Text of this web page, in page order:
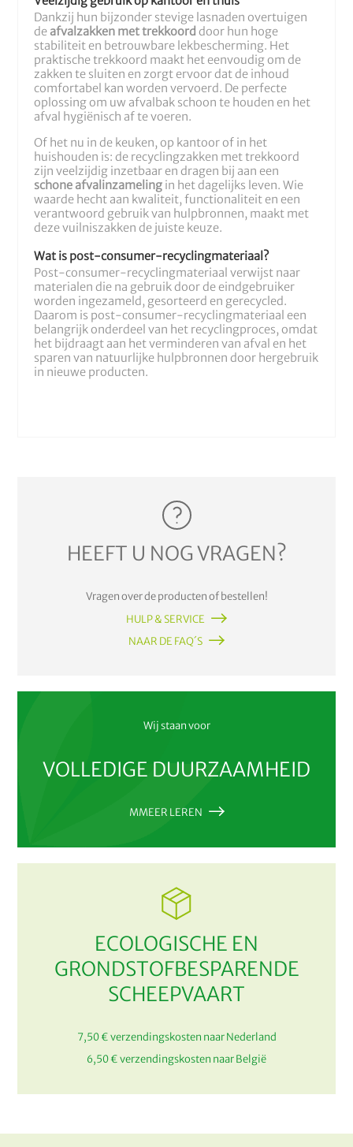
Dankzij hun bijzonder stevige lasnaden overtuigen
de afvalzakken met trekkoord door hun hoge
stabiliteit en betrouwbare lekbescherming. Het
praktische trekkoord maakt het eenvoudig om de
zakken te sluiten en zorgt ervoor dat de inhoud
comfortabel kan worden vervoerd. De perfecte
oplossing om uw afvalbak schoon te houden en het
afval hygiënisch af te voeren.
Of het nu in de keuken, op kantoor of in het
huishouden is: de recyclingzakken met trekkoord
zijn veelzijdig inzetbaar en dragen bij aan een
schone afvalinzameling in het dagelijks leven. Wie
waarde hecht aan kwaliteit, functionaliteit en een
verantwoord gebruik van hulpbronnen, maakt met
deze vuilniszakken de juiste keuze.
Wat is post-consumer-recyclingmateriaal?
Post-consumer-recyclingmateriaal verwijst naar
materialen die na gebruik door de eindgebruiker
worden ingezameld, gesorteerd en gerecycled.
Daarom is post-consumer-recyclingmateriaal een
belangrijk onderdeel van het recyclingproces, omdat
het bijdraagt aan het verminderen van afval en het
sparen van natuurlijke hulpbronnen door hergebruik
in nieuwe producten.
HEEFT U NOG VRAGEN?
Vragen over de producten of bestellen!
HULP & SERVICE
NAAR DE FAQ´S
Wij staan voor
VOLLEDIGE DUURZAAMHEID
MMEER LEREN
ECOLOGISCHE EN
GRONDSTOFBESPARENDE
SCHEEPVAART
7,50 € verzendingskosten naar Nederland
6,50 € verzendingskosten naar België